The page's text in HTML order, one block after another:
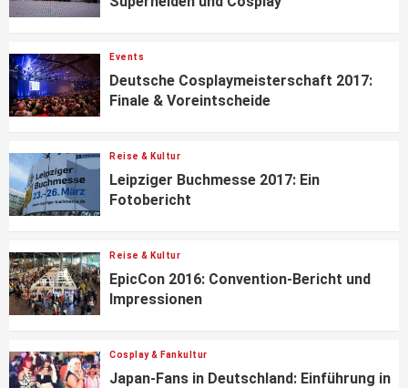
Events
Deutsche Cosplaymeisterschaft 2017:
Finale & Voreintscheide
Reise & Kultur
Leipziger Buchmesse 2017: Ein
Fotobericht
Reise & Kultur
EpicCon 2016: Convention-Bericht und
Impressionen
Cosplay & Fankultur
Japan-Fans in Deutschland: Einführung in